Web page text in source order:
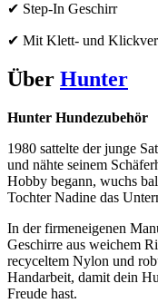
✔ Step-In Geschirr
✔ Mit Klett- und
Über Hunter
Hunter Hundezubehör
1980 sattelte der junge
und nähte seinem
Hobby begann, wuchs
Tochter Nadine das
In der firmeneigenen
Geschirre aus weichem
recyceltem Nylon und
Handarbeit, damit dein
Freude hast.